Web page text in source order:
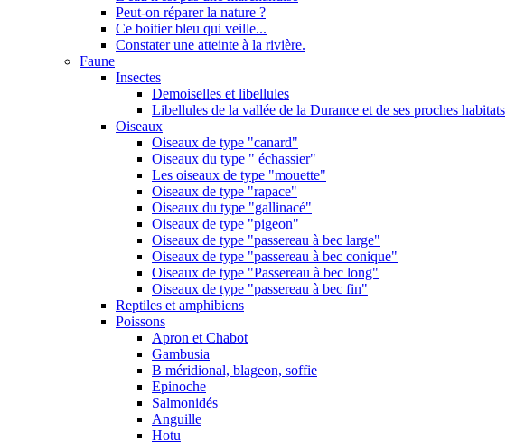
Peut-on réparer la nature ?
Ce boitier bleu qui veille...
Constater une atteinte à la rivière.
Faune
Insectes
Demoiselles et libellules
Libellules de la vallée de la Durance et de ses proches habitats
Oiseaux
Oiseaux de type "canard"
Oiseaux du type " échassier"
Les oiseaux de type "mouette"
Oiseaux de type "rapace"
Oiseaux du type "gallinacé"
Oiseaux de type "pigeon"
Oiseaux de type "passereau à bec large"
Oiseaux de type "passereau à bec conique"
Oiseaux de type "Passereau à bec long"
Oiseaux de type "passereau à bec fin"
Reptiles et amphibiens
Poissons
Apron et Chabot
Gambusia
B méridional, blageon, soffie
Epinoche
Salmonidés
Anguille
Hotu